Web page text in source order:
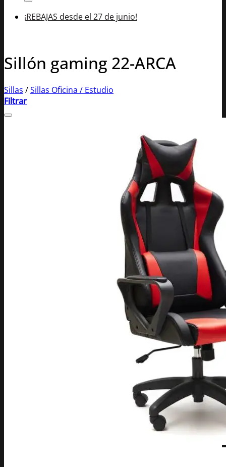
¡REBAJAS desde el 27 de junio!
Sillón gaming 22-ARCA
Sillas /Sillas Oficina / Estudio
Filtrar